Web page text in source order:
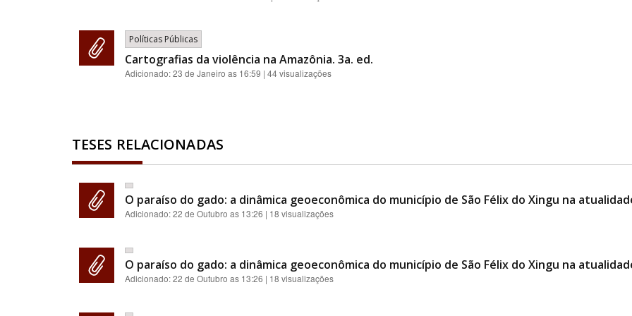
Políticas Públicas
Cartografias da violência na Amazônia. 3a. ed.
Adicionado:23 de Janeiro as 16:59 | 44 visualizações
TESES RELACIONADAS
O paraíso do gado: a dinâmica geoeconômica do município de São Félix do Xingu na
Adicionado:22 de Outubro as 13:26 | 18 visualizações
O paraíso do gado: a dinâmica geoeconômica do município de São Félix do Xingu na
Adicionado:22 de Outubro as 13:26 | 18 visualizações